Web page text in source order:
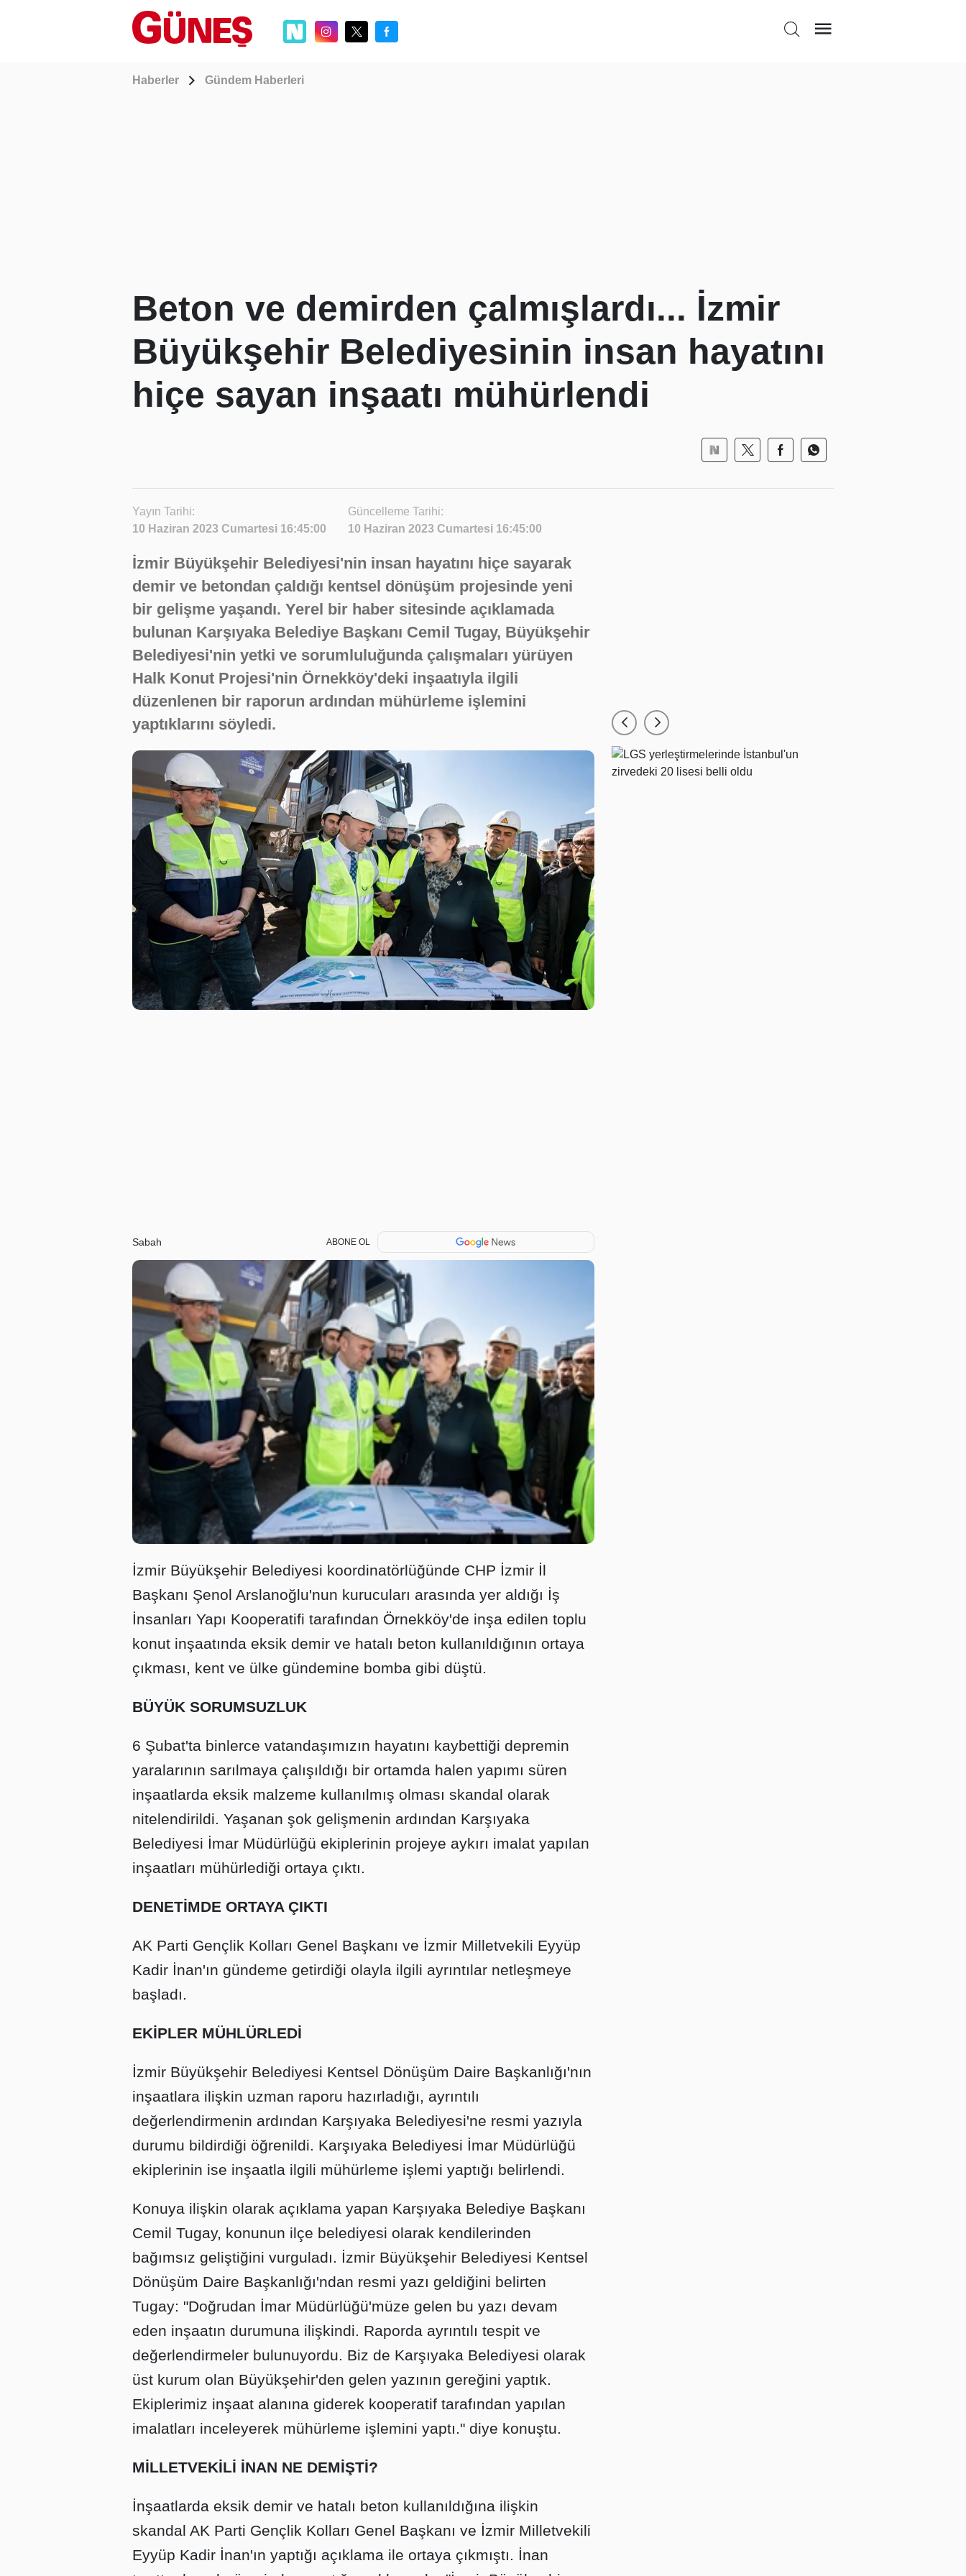
Haberler Gündem Haberleri
Beton ve demirden çalmışlardı... İzmir
Büyükşehir Belediyesinin insan hayatını
hiçe sayan inşaatı mühürlendi
Yayın Tarihi:
10 Haziran 2023 Cumartesi 16:45:00
Güncelleme Tarihi:
10 Haziran 2023 Cumartesi 16:45:00
İzmir Büyükşehir Belediyesi'nin insan hayatını hiçe sayarak
demir ve betondan çaldığı kentsel dönüşüm projesinde yeni
bir gelişme yaşandı. Yerel bir haber sitesinde açıklamada
bulunan Karşıyaka Belediye Başkanı Cemil Tugay, Büyükşehir
Belediyesi'nin yetki ve sorumluluğunda çalışmaları yürüyen
Halk Konut Projesi'nin Örnekköy'deki inşaatıyla ilgili
düzenlenen bir raporun ardından mühürleme işlemini
yaptıklarını söyledi.
Sabah ABONE OL
İzmir Büyükşehir Belediyesi koordinatörlüğünde CHP İzmir İl
Başkanı Şenol Arslanoğlu'nun kurucuları arasında yer aldığı İş
İnsanları Yapı Kooperatifi tarafından Örnekköy'de inşa edilen toplu
konut inşaatında eksik demir ve hatalı beton kullanıldığının ortaya
çıkması, kent ve ülke gündemine bomba gibi düştü.
BÜYÜK SORUMSUZLUK
6 Şubat'ta binlerce vatandaşımızın hayatını kaybettiği depremin
yaralarının sarılmaya çalışıldığı bir ortamda halen yapımı süren
inşaatlarda eksik malzeme kullanılmış olması skandal olarak
nitelendirildi. Yaşanan şok gelişmenin ardından Karşıyaka
Belediyesi İmar Müdürlüğü ekiplerinin projeye aykırı imalat yapılan
inşaatları mühürlediği ortaya çıktı.
DENETİMDE ORTAYA ÇIKTI
AK Parti Gençlik Kolları Genel Başkanı ve İzmir Milletvekili Eyyüp
Kadir İnan'ın gündeme getirdiği olayla ilgili ayrıntılar netleşmeye
başladı.
EKİPLER MÜHLÜRLEDİ
İzmir Büyükşehir Belediyesi Kentsel Dönüşüm Daire Başkanlığı'nın
inşaatlara ilişkin uzman raporu hazırladığı, ayrıntılı
değerlendirmenin ardından Karşıyaka Belediyesi'ne resmi yazıyla
durumu bildirdiği öğrenildi. Karşıyaka Belediyesi İmar Müdürlüğü
ekiplerinin ise inşaatla ilgili mühürleme işlemi yaptığı belirlendi.
Konuya ilişkin olarak açıklama yapan Karşıyaka Belediye Başkanı
Cemil Tugay, konunun ilçe belediyesi olarak kendilerinden
bağımsız geliştiğini vurguladı. İzmir Büyükşehir Belediyesi Kentsel
Dönüşüm Daire Başkanlığı'ndan resmi yazı geldiğini belirten
Tugay: "Doğrudan İmar Müdürlüğü'müze gelen bu yazı devam
eden inşaatın durumuna ilişkindi. Raporda ayrıntılı tespit ve
değerlendirmeler bulunuyordu. Biz de Karşıyaka Belediyesi olarak
üst kurum olan Büyükşehir'den gelen yazının gereğini yaptık.
Ekiplerimiz inşaat alanına giderek kooperatif tarafından yapılan
imalatları inceleyerek mühürleme işlemini yaptı." diye konuştu.
MİLLETVEKİLİ İNAN NE DEMİŞTİ?
İnşaatlarda eksik demir ve hatalı beton kullanıldığına ilişkin
skandal AK Parti Gençlik Kolları Genel Başkanı ve İzmir Milletvekili
Eyyüp Kadir İnan'ın yaptığı açıklama ile ortaya çıkmıştı. İnan